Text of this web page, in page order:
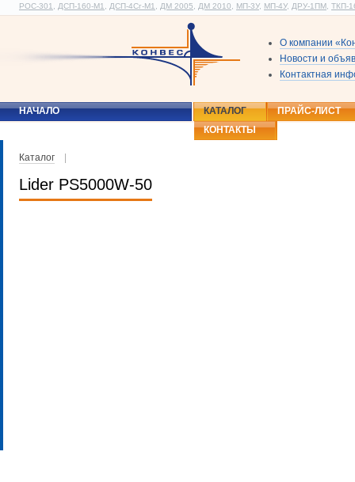
РОС-301 ДСП-160-М1 ДСП-4Сг-М1 ДМ 2005 ДМ 2010 МП-3У, МП-4У, ДРУ-1ПМ ТКП-
О компании
Новости и
Контактная
НАЧАЛО КАТАЛОГ
ПРАЙС-ЛИСТ
КОНТАКТЫ
Каталог
Lider PS5000W-50